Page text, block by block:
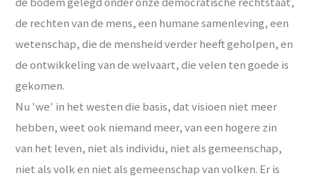
de rechten van de mens, een humane samenleving, een
wetenschap, die de mensheid verder heeft geholpen, en
de ontwikkeling van de welvaart, die velen ten goede is
gekomen.
Nu 'we' in het westen die basis, dat visioen niet meer
hebben, weet ook niemand meer, van een hogere zin
van het leven, niet als individu, niet als gemeenschap,
niet als volk en niet als gemeenschap van volken. Er is